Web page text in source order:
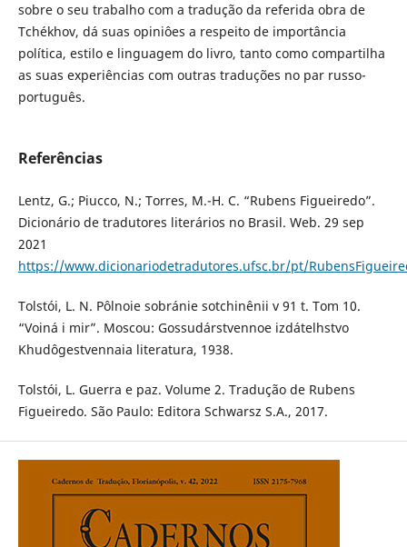
sobre o seu trabalho com a tradução da referida obra de
Tchékhov, dá suas opiniôes a respeito de importância
política, estilo e linguagem do livro, tanto como compartilha
as suas experiências com outras traduções no par russo-
português.
Referências
Lentz, G.; Piucco, N.; Torres, M.-H. C. “Rubens Figueiredo”.
Dicionário de tradutores literários no Brasil. Web. 29 sep
2021
https://www.dicionariodetradutores.ufsc.br/pt/
Tolstói, L. N. Pôlnoie sobránie sotchinênii v 91 t. Tom 10.
“Voiná i mir”. Moscou: Gossudárstvennoe izdátelhstvo
Khudôgestvennaia literatura, 1938.
Tolstói, L. Guerra e paz. Volume 2. Tradução de Rubens
Figueiredo. São Paulo: Editora Schwarsz S.A., 2017.